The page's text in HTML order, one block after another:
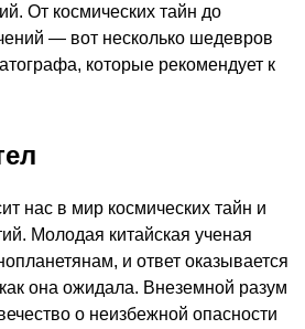
От космических тайн до
— вот несколько шедевров
которые рекомендует к
нас в мир космических тайн и
Молодая китайская ученая
и ответ оказывается
она ожидала. Внеземной разум
о неизбежной опасности